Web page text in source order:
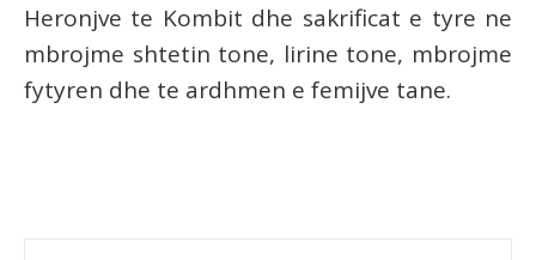
Heronjve te Kombit dhe sakrificat e tyre ne
mbrojme shtetin tone, lirine tone, mbrojme
fytyren dhe te ardhmen e femijve tane.